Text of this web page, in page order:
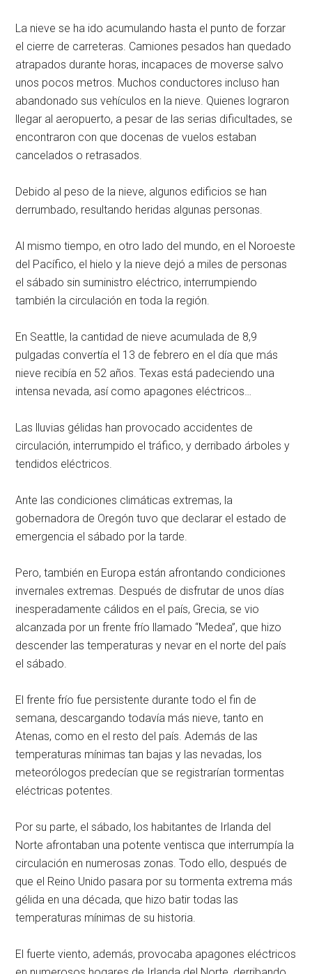
La nieve se ha ido acumulando hasta el punto de forzar
el cierre de carreteras. Camiones pesados han quedado
atrapados durante horas, incapaces de moverse salvo
unos pocos metros. Muchos conductores incluso han
abandonado sus vehículos en la nieve. Quienes lograron
llegar al aeropuerto, a pesar de las serias dificultades, se
encontraron con que docenas de vuelos estaban
cancelados o retrasados.
Debido al peso de la nieve, algunos edificios se han
derrumbado, resultando heridas algunas personas.
Al mismo tiempo, en otro lado del mundo, en el Noroeste
del Pacífico, el hielo y la nieve dejó a miles de personas
el sábado sin suministro eléctrico, interrumpiendo
también la circulación en toda la región.
En Seattle, la cantidad de nieve acumulada de 8,9
pulgadas convertía el 13 de febrero en el día que más
nieve recibía en 52 años. Texas está padeciendo una
intensa nevada, así como apagones eléctricos…
Las lluvias gélidas han provocado accidentes de
circulación, interrumpido el tráfico, y derribado árboles y
tendidos eléctricos.
Ante las condiciones climáticas extremas, la
gobernadora de Oregón tuvo que declarar el estado de
emergencia el sábado por la tarde.
Pero, también en Europa están afrontando condiciones
invernales extremas. Después de disfrutar de unos días
inesperadamente cálidos en el país, Grecia, se vio
alcanzada por un frente frío llamado “Medea”, que hizo
descender las temperaturas y nevar en el norte del país
el sábado.
El frente frío fue persistente durante todo el fin de
semana, descargando todavía más nieve, tanto en
Atenas, como en el resto del país. Además de las
temperaturas mínimas tan bajas y las nevadas, los
meteorólogos predecían que se registrarían tormentas
eléctricas potentes.
Por su parte, el sábado, los habitantes de Irlanda del
Norte afrontaban una potente ventisca que interrumpía la
circulación en numerosas zonas. Todo ello, después de
que el Reino Unido pasara por su tormenta extrema más
gélida en una década, que hizo batir todas las
temperaturas mínimas de su historia.
El fuerte viento, además, provocaba apagones eléctricos